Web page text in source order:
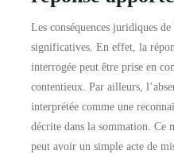
Les conséquences juridiques
significatives. En effet, la
interrogée peut être prise en
contentieux. Par ailleurs,
interprétée comme une
décrite dans la sommation. Ce
peut avoir un simple acte de